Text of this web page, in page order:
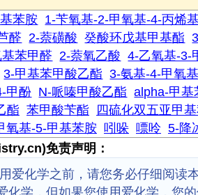
苯胺 1-苄氧基-2-甲氧基-4-丙烯
醛 2-萘磺酸 癸酸环戊基甲基酯
苯甲醛 2-萘氧乙酸 4-乙氧基-3-
3-甲基苯甲酸乙酯 3-氨基-4-甲氧
甲酚 N-哌嗪甲酸乙酯 alpha-甲基
酯 苯甲酸苄酯
四硫化双五亚甲
氧基-5-甲基苯胺 吲哚 嘌呤 5-降
免责声明：
爱化学之前，请您务必仔细阅读
化学，但如果您使用爱化学，您